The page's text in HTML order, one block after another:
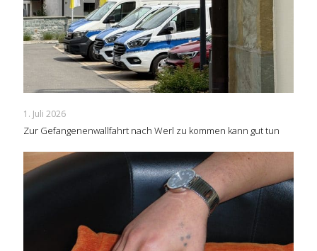
1. Juli 2026
Zur Gefangenenwallfahrt nach Werl zu kommen kann gut tun